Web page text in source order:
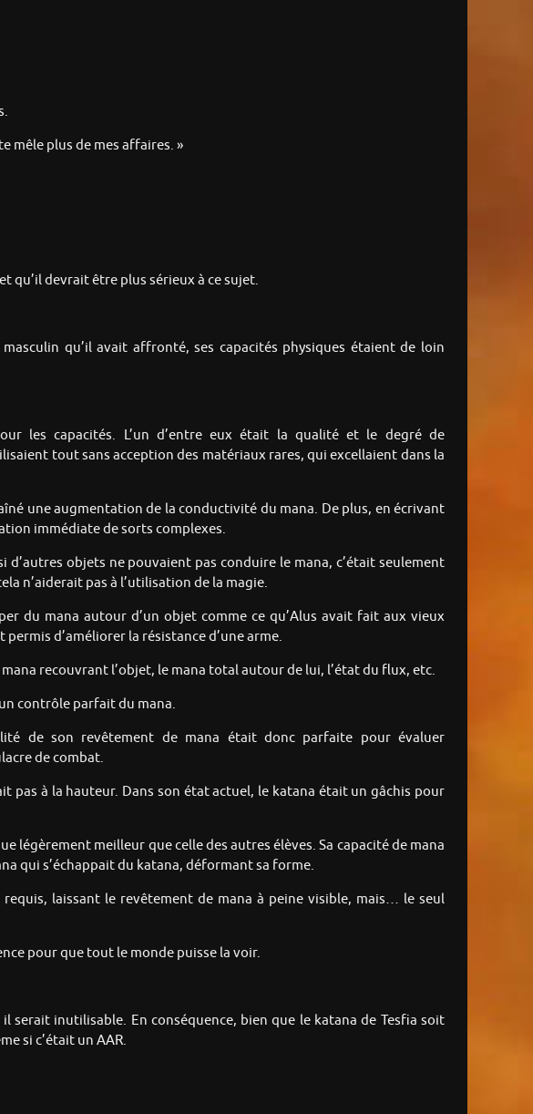
mêle plus de mes affaires. »
qu’il devrait être plus sérieux à ce sujet.
qu’il avait affronté, ses capacités physiques étaient de loin
les capacités. L’un d’entre eux était la qualité et le degré de
tout sans acception des matériaux rares, qui excellaient dans la
une augmentation de la conductivité du mana. De plus, en écrivant
immédiate de sorts complexes.
objets ne pouvaient pas conduire le mana, c’était seulement
n’aiderait pas à l’utilisation de la magie.
du mana autour d’un objet comme ce qu’Alus avait fait aux vieux
d’améliorer la résistance d’une arme.
recouvrant l’objet, le mana total autour de lui, l’état du flux, etc.
contrôle parfait du mana.
de son revêtement de mana était donc parfaite pour évaluer
de combat.
pas à la hauteur. Dans son état actuel, le katana était un gâchis pour
légèrement meilleur que celle des autres élèves. Sa capacité de mana
qui s’échappait du katana, déformant sa forme.
laissant le revêtement de mana à peine visible, mais… le seul
pour que tout le monde puisse la voir.
serait inutilisable. En conséquence, bien que le katana de Tesfia soit
si c’était un AAR.